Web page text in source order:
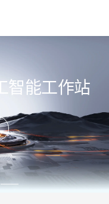
智能工作站